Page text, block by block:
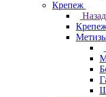
Крепеж
Назад